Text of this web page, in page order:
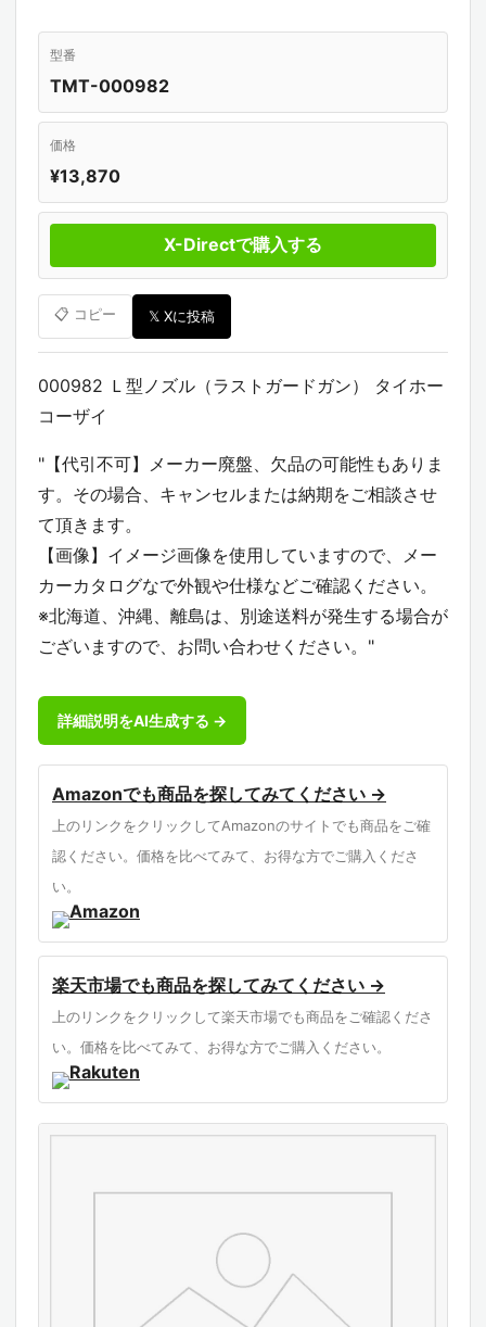
型番
TMT-000982
価格
¥13,870
X-Directで購入する
📋 コピー 𝕏 Xに投稿
000982 Ｌ型ノズル（ラストガードガン） タイホー
コーザイ
"【代引不可】メーカー廃盤、欠品の可能性もありま
す。その場合、キャンセルまたは納期をご相談させ
て頂きます。
【画像】イメージ画像を使用していますので、メー
カーカタログなで外観や仕様などご確認ください。
※北海道、沖縄、離島は、別途送料が発生する場合が
ございますので、お問い合わせください。"
詳細説明をAI生成する →
Amazonでも商品を探してみてください →
上のリンクをクリックしてAmazonのサイトでも商品をご確
認ください。価格を比べてみて、お得な方でご購入くださ
い。
楽天市場でも商品を探してみてください →
上のリンクをクリックして楽天市場でも商品をご確認くださ
い。価格を比べてみて、お得な方でご購入ください。